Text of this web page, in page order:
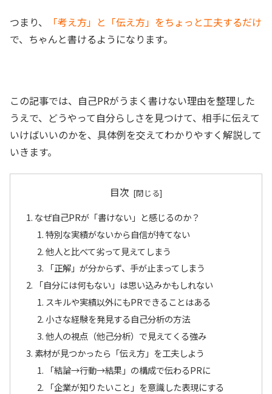
つまり、
「考え方」と「伝え方」をちょっと工夫するだけ
で、ちゃんと書けるようになります。
この記事では、自己PRがうまく書けない理由を整理した
うえで、どうやって自分らしさを見つけて、相手に伝えて
いけばいいのかを、具体例を交えてわかりやすく解説して
いきます。
目次
なぜ自己PRが「書けない」と感じるのか？
特別な実績がないから自信が持てない
他人と比べて劣って見えてしまう
「正解」が分からず、手が止まってしまう
「自分には何もない」は思い込みかもしれない
スキルや実績以外にもPRできることはある
小さな経験を発見する自己分析の方法
他人の視点（他己分析）で見えてくる強み
素材が見つかったら「伝え方」を工夫しよう
「結論→行動→結果」の構成で伝わるPRに
「企業が知りたいこと」を意識した表現にする